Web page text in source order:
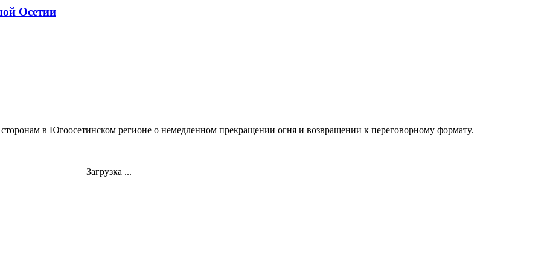
Осетии
в Югоосетинском регионе о немедленном прекращении огня и возвращении к переговорному формату.
Загрузка ...